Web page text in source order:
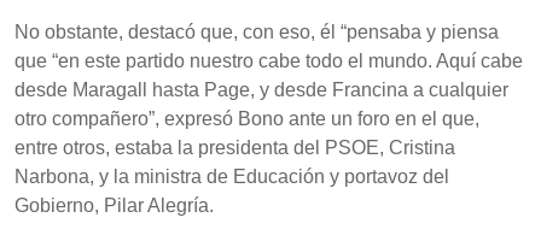
No obstante, destacó que, con eso, él “pensaba y piensa
que “en este partido nuestro cabe todo el mundo. Aquí cabe
desde Maragall hasta Page, y desde Francina a cualquier
otro compañero”, expresó Bono ante un foro en el que,
entre otros, estaba la presidenta del PSOE, Cristina
Narbona, y la ministra de Educación y portavoz del
Gobierno, Pilar Alegría.